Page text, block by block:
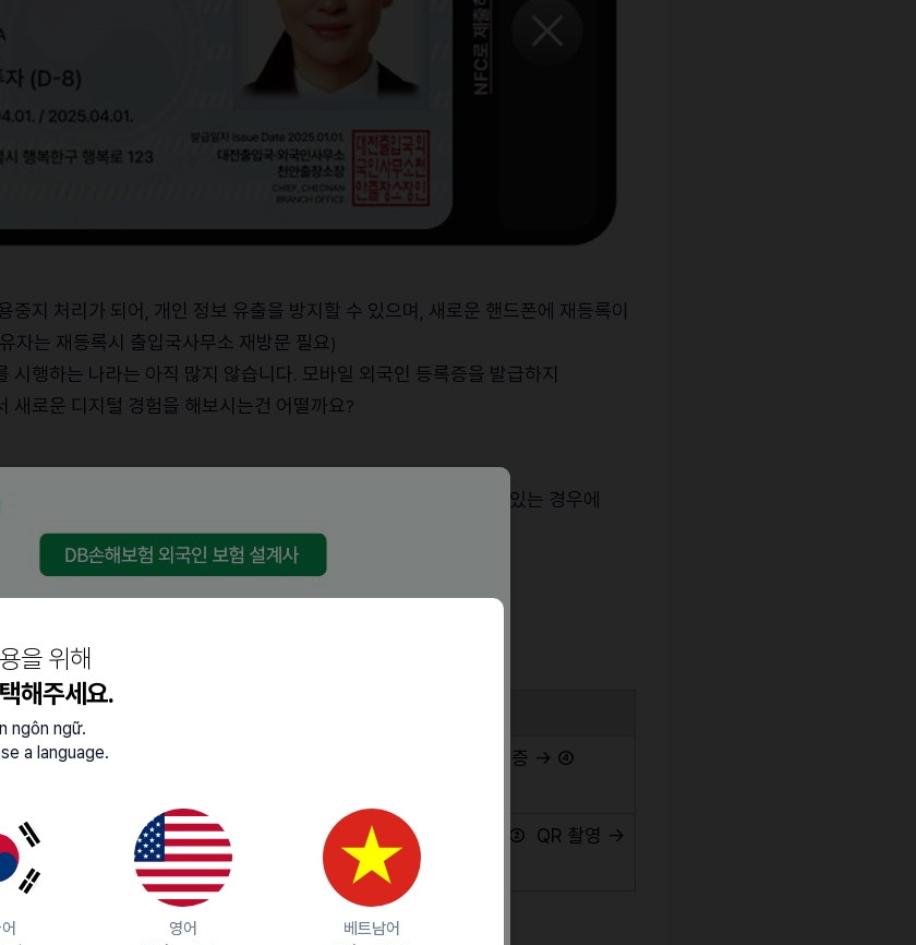
을 위해
해주세요.
ngôn ngữ.
a language.
영어
베트남어
중지 처리가 되어 , 개인 정보 유출을 방지할 수 있으며 , 새로운 핸드폰에 재등록이
자는 재등록시 출입국사무소 재방문 필요)
시행하는 나라는 아직 많지 않습니다. 모바일 외국인 등록증을 발급하지
새로운 디지털 경험을 해보시는건 어떨까요?
증을 있는 경우에
상이합니다.
일 신분증 앱 인증 → ④
국•외국인 사무소 방문→ 신분증 다운로드 ② QR 촬영 →
증
모바일 외국인등록증